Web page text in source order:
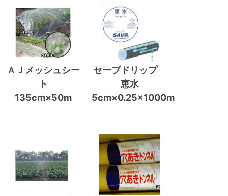
ＡＪメッシュシー
ト
135cm×50m
セーブドリップ
恵水
5cm×0.25×1000m